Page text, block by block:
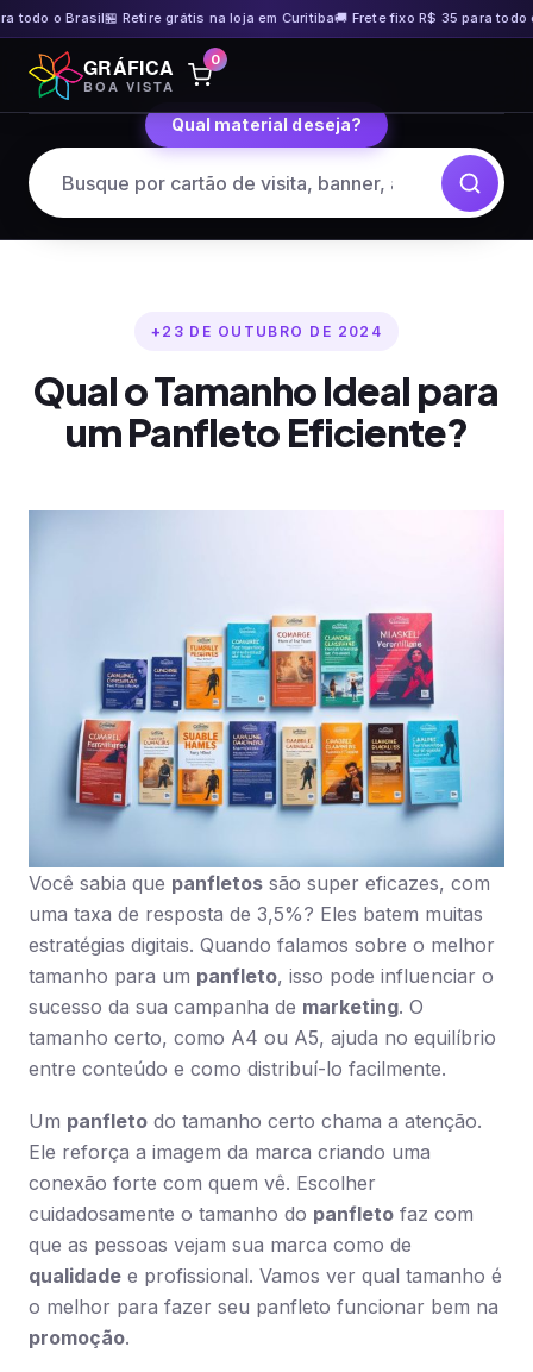
o Brasil🏪 Retire grátis na loja em Curitiba🚚 Frete fixo R$ 35 para todo o
Pular
para
o
GRÁFICA
BOA VISTA
0
Qual material deseja?
23 DE OUTUBRO DE 2024
Qual o Tamanho Ideal para
um Panfleto Eficiente?
Você sabia que panfletos são super eficazes, com
uma taxa de resposta de 3,5%? Eles batem muitas
estratégias digitais. Quando falamos sobre o melhor
tamanho para um panfleto, isso pode influenciar o
sucesso da sua campanha de marketing. O
tamanho certo, como A4 ou A5, ajuda no equilíbrio
entre conteúdo e como distribuí-lo facilmente.
Um panfleto do tamanho certo chama a atenção.
Ele reforça a imagem da marca criando uma
conexão forte com quem vê. Escolher
cuidadosamente o tamanho do panfleto faz com
que as pessoas vejam sua marca como de
qualidade e profissional. Vamos ver qual tamanho é
o melhor para fazer seu panfleto funcionar bem na
promoção.